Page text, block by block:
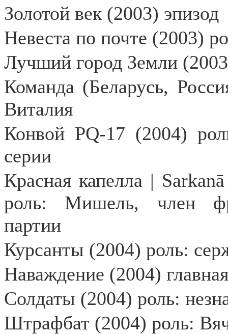
Золотой век (2003) эпизод
Невеста по почте (2003)
Лучший город Земли
Команда (Беларусь,
Виталия
Конвой PQ-17 (2004)
серии
Красная капелла |
роль: Мишель, член
партии
Курсанты (2004) роль:
Наваждение (2004)
Солдаты (2004) роль:
Штрафбат (2004) роль: